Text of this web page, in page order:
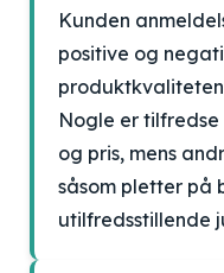
Kunden
positive og
Nogle er
og pris, mens
såsom pletter på
utilfredsstillende